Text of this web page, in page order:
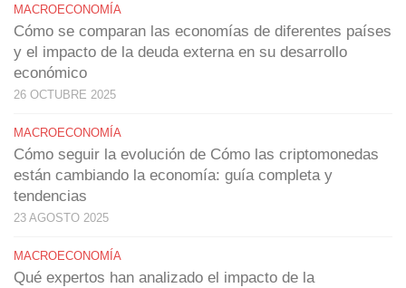
MACROECONOMÍA
Cómo se comparan las economías de diferentes países
y el impacto de la deuda externa en su desarrollo
económico
26 OCTUBRE 2025
MACROECONOMÍA
Cómo seguir la evolución de Cómo las criptomonedas
están cambiando la economía: guía completa y
tendencias
23 AGOSTO 2025
MACROECONOMÍA
Qué expertos han analizado el impacto de la